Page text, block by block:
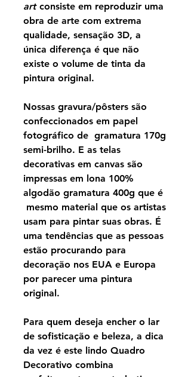
artconsiste em reproduzir uma
obra de arte com extrema
qualidade, sensação 3D, a
única diferença é que não
existe o volume de tinta da
pintura original.
Nossas gravura/pôsters são
confeccionados em papel
fotográfico de gramatura 170g
semi-brilho. E as telas
decorativas em canvas são
impressas em lona 100%
algodão gramatura 400g que é
mesmo material que os artistas
usam para pintar suas obras. É
uma tendências que as pessoas
estão procurando para
decoração nos EUA e Europa
por parecer uma pintura
original.
Para quem deseja encher o lar
de sofisticação e beleza, a dica
da vez é este lindo Quadro
Decorativo combina